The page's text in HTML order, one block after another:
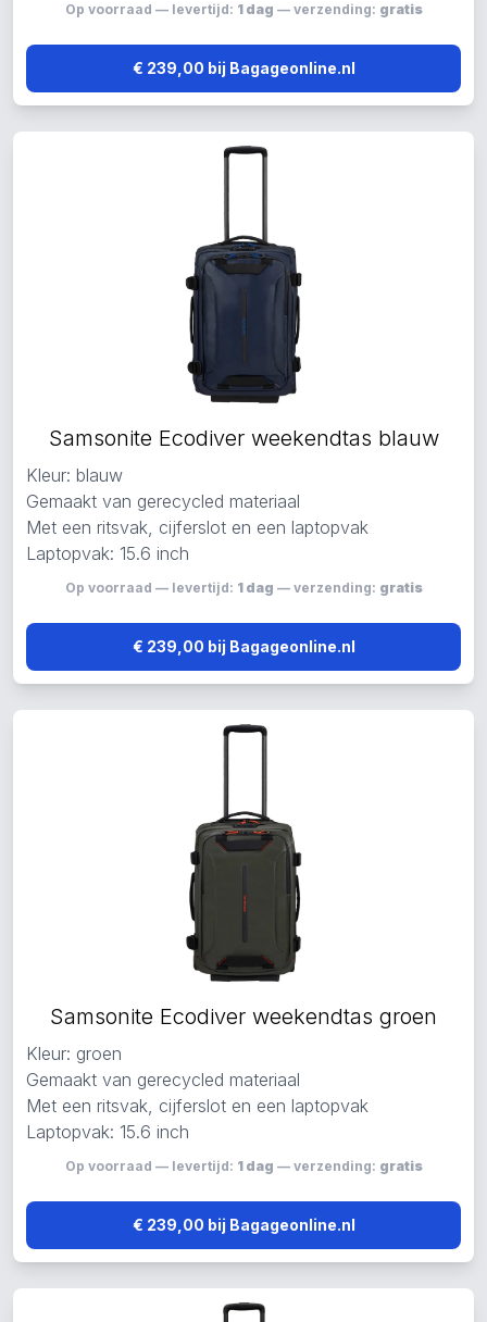
Op voorraad — levertijd: 1 dag — verzending: gratis
€ 239,00 bij Bagageonline.nl
Samsonite Ecodiver weekendtas blauw
Kleur: blauw
Gemaakt van gerecycled materiaal
Met een ritsvak, cijferslot en een laptopvak
Laptopvak: 15.6 inch
Op voorraad — levertijd: 1 dag — verzending: gratis
€ 239,00 bij Bagageonline.nl
Samsonite Ecodiver weekendtas groen
Kleur: groen
Gemaakt van gerecycled materiaal
Met een ritsvak, cijferslot en een laptopvak
Laptopvak: 15.6 inch
Op voorraad — levertijd: 1 dag — verzending: gratis
€ 239,00 bij Bagageonline.nl